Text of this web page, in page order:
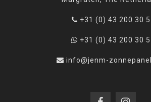
+31 (0) 43 200 30
+31 (0) 43 200 30
info@jenm-